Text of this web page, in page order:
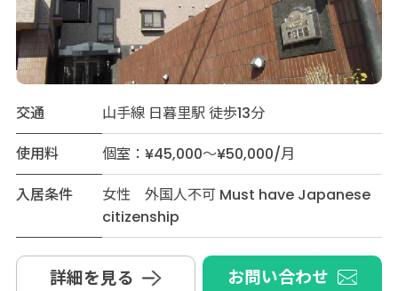
交通
山手線 日暮里駅 徒歩13分
使用料
個室：¥45,000～¥50,000/月
入居条件
女性 外国人不可 Must have Japanese
citizenship
詳細を見る お問い合わせ